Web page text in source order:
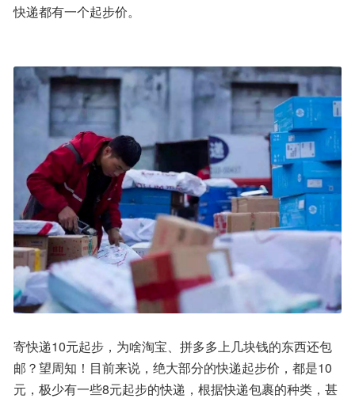
快递都有一个起步价。
寄快递10元起步，为啥淘宝、拼多多上几块钱的东西还包
邮？望周知！目前来说，绝大部分的快递起步价，都是10
元，极少有一些8元起步的快递，根据快递包裹的种类，甚